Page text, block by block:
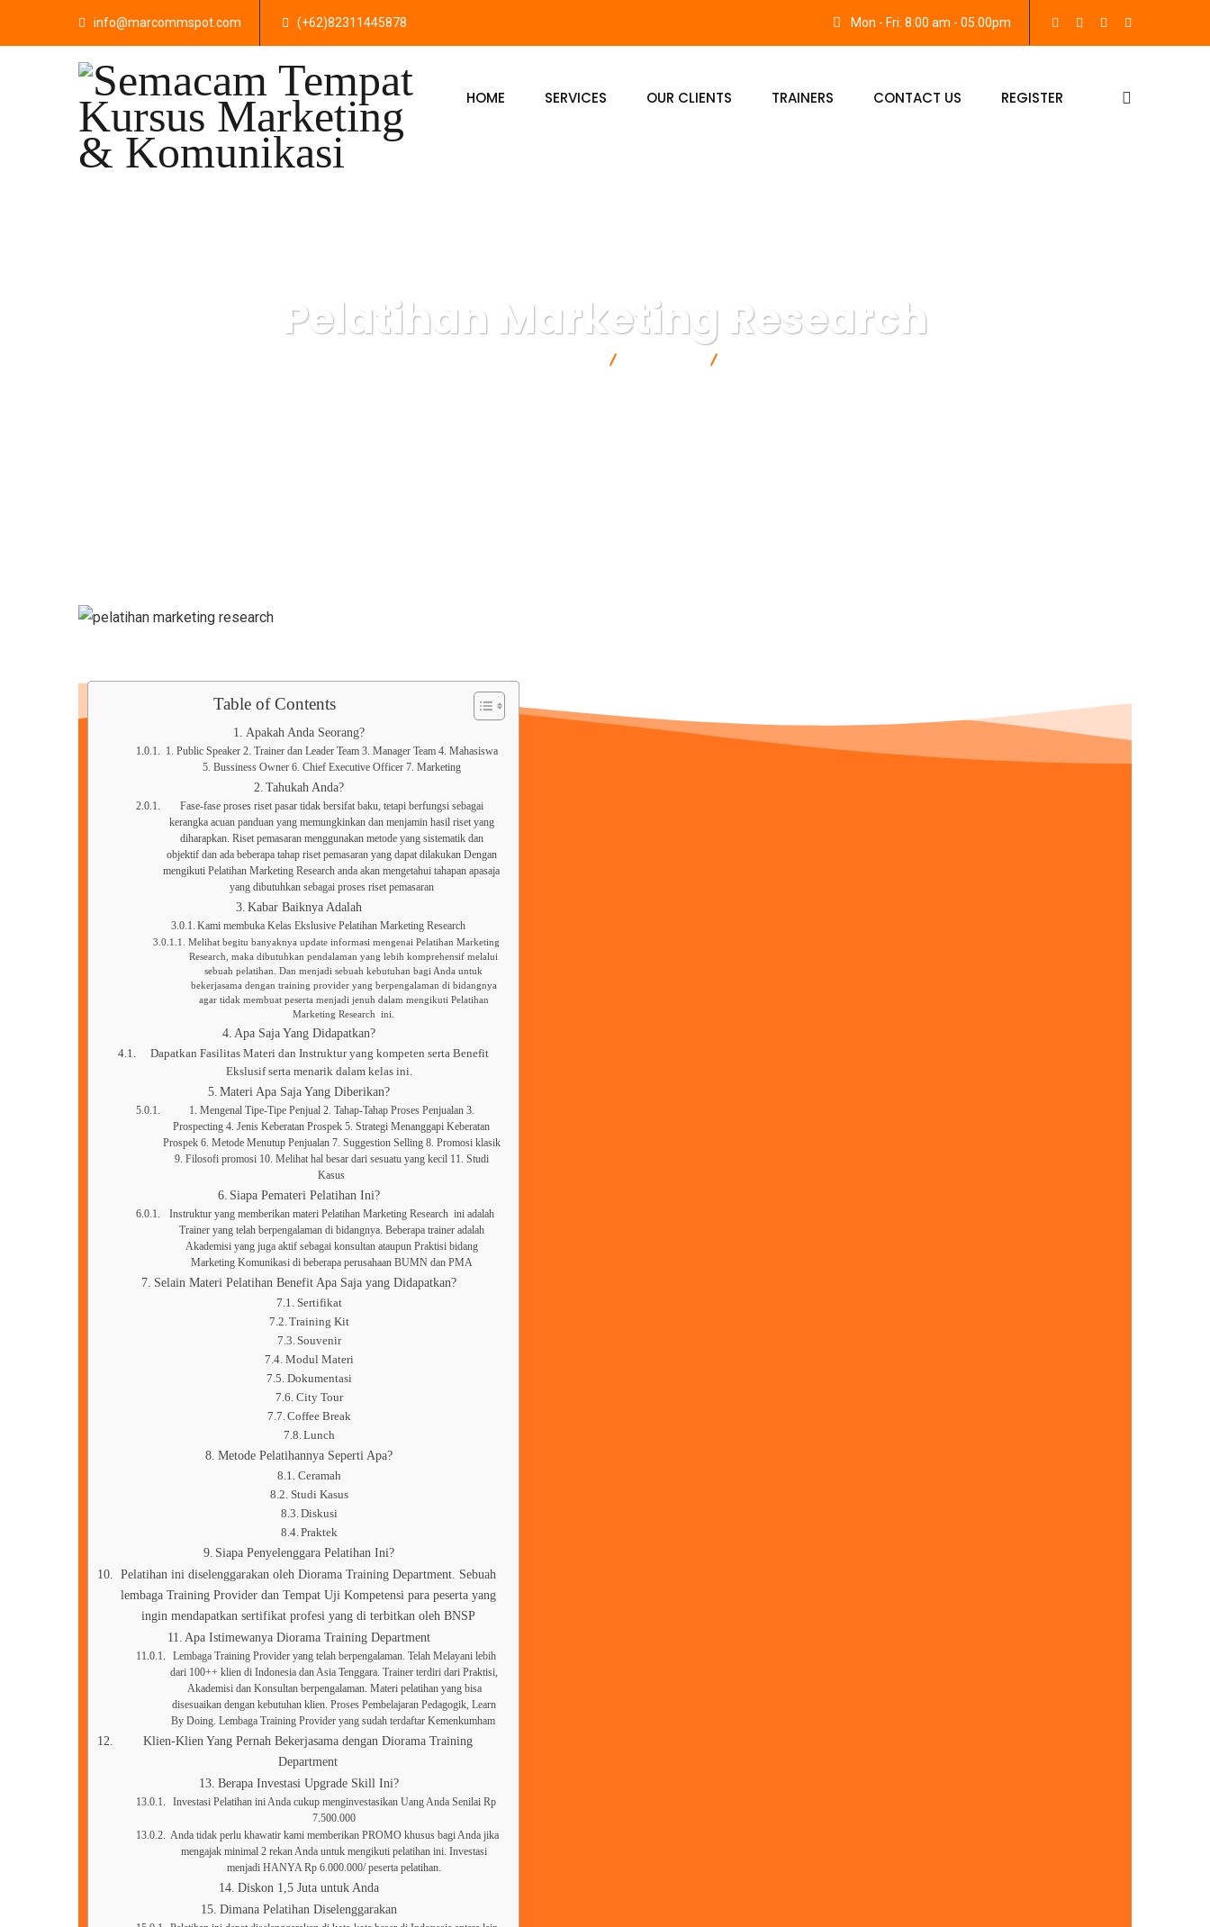
info@marcommspot.com (+62)82311445878 Mon - Fri: 8:00 am - 05.00pm
HOME SERVICES OUR CLIENTS TRAINERS CONTACT US REGISTER
Pelatihan Marketing Research
Table of Contents
Apakah Anda Seorang?
1. Public Speaker 2. Trainer dan Leader Team 3. Manager Team 4. Mahasiswa
5. Bussiness Owner 6. Chief Executive Officer 7. Marketing
Tahukah Anda?
Fase-fase proses riset pasar tidak bersifat baku, tetapi berfungsi sebagai
kerangka acuan panduan yang memungkinkan dan menjamin hasil riset yang
diharapkan. Riset pemasaran menggunakan metode yang sistematik dan
objektif dan ada beberapa tahap riset pemasaran yang dapat dilakukan Dengan
mengikuti Pelatihan Marketing Research anda akan mengetahui tahapan apasaja
yang dibutuhkan sebagai proses riset pemasaran
Kabar Baiknya Adalah
Kami membuka Kelas Ekslusive Pelatihan Marketing Research
Melihat begitu banyaknya update informasi mengenai Pelatihan Marketing
Research, maka dibutuhkan pendalaman yang lebih komprehensif melalui
sebuah pelatihan. Dan menjadi sebuah kebutuhan bagi Anda untuk
bekerjasama dengan training provider yang berpengalaman di bidangnya
agar tidak membuat peserta menjadi jenuh dalam mengikuti Pelatihan
Marketing Research ini.
Apa Saja Yang Didapatkan?
Dapatkan Fasilitas Materi dan Instruktur yang kompeten serta Benefit
Ekslusif serta menarik dalam kelas ini.
Materi Apa Saja Yang Diberikan?
1. Mengenal Tipe-Tipe Penjual 2. Tahap-Tahap Proses Penjualan 3.
Prospecting 4. Jenis Keberatan Prospek 5. Strategi Menanggapi Keberatan
Prospek 6. Metode Menutup Penjualan 7. Suggestion Selling 8. Promosi klasik
9. Filosofi promosi 10. Melihat hal besar dari sesuatu yang kecil 11. Studi
Kasus
Siapa Pemateri Pelatihan Ini?
Instruktur yang memberikan materi Pelatihan Marketing Research ini adalah
Trainer yang telah berpengalaman di bidangnya. Beberapa trainer adalah
Akademisi yang juga aktif sebagai konsultan ataupun Praktisi bidang
Marketing Komunikasi di beberapa perusahaan BUMN dan PMA
Selain Materi Pelatihan Benefit Apa Saja yang Didapatkan?
Sertifikat
Training Kit
Souvenir
Modul Materi
Dokumentasi
City Tour
Coffee Break
Lunch
Metode Pelatihannya Seperti Apa?
Ceramah
Studi Kasus
Diskusi
Praktek
Siapa Penyelenggara Pelatihan Ini?
Pelatihan ini diselenggarakan oleh Diorama Training Department. Sebuah
lembaga Training Provider dan Tempat Uji Kompetensi para peserta yang
ingin mendapatkan sertifikat profesi yang di terbitkan oleh BNSP
Apa Istimewanya Diorama Training Department
Lembaga Training Provider yang telah berpengalaman. Telah Melayani lebih
dari 100++ klien di Indonesia dan Asia Tenggara. Trainer terdiri dari Praktisi,
Akademisi dan Konsultan berpengalaman. Materi pelatihan yang bisa
disesuaikan dengan kebutuhan klien. Proses Pembelajaran Pedagogik, Learn
By Doing. Lembaga Training Provider yang sudah terdaftar Kemenkumham
Klien-Klien Yang Pernah Bekerjasama dengan Diorama Training
Department
Berapa Investasi Upgrade Skill Ini?
Investasi Pelatihan ini Anda cukup menginvestasikan Uang Anda Senilai Rp
7.500.000
Anda tidak perlu khawatir kami memberikan PROMO khusus bagi Anda jika
mengajak minimal 2 rekan Anda untuk mengikuti pelatihan ini. Investasi
menjadi HANYA Rp 6.000.000/ peserta pelatihan.
Diskon 1,5 Juta untuk Anda
Dimana Pelatihan Diselenggarakan